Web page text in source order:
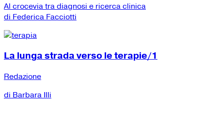
Al crocevia tra diagnosi e ricerca clinica
di Federica Facciotti
La lunga strada verso le terapie/1
Redazione
di Barbara Illi